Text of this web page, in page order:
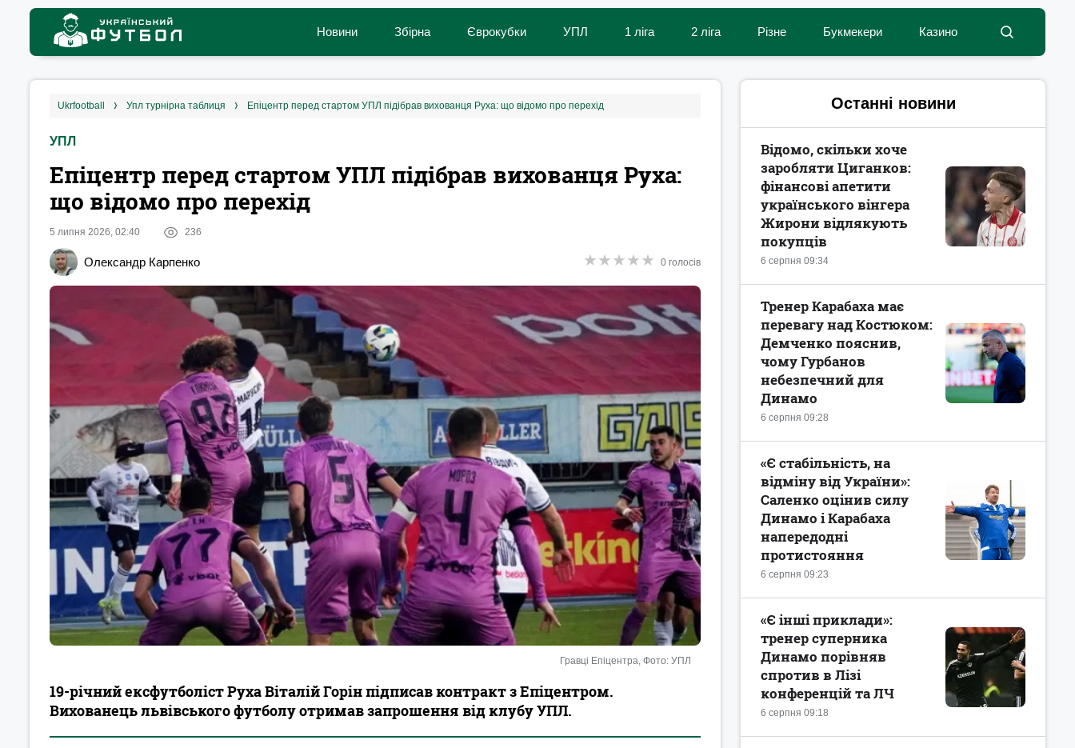
Новини Збірна Єврокубки УПЛ 1 ліга 2 ліга Різне Букмекери Казино
ukrfootball упл турнірна таблиця Епіцентр перед стартом УПЛ підібрав вихованця Руха: що відомо про перехід
УПЛ
Епіцентр перед стартом УПЛ підібрав вихованця Руха:
що відомо про перехід
5 липня 2026, 02:40 236
Олександр Карпенко ★★★★★
★★★★★ 0 голосів
Гравці Епіцентра, Фото: УПЛ
19-річний ексфутболіст Руха Віталій Горін підписав контракт з Епіцентром.
Вихованець львівського футболу отримав запрошення від клубу УПЛ.
Останні новини
6 серпня 09:34
Відомо, скільки хоче
заробляти Циганков:
фінансові апетити
українського вінгера
Жирони відлякують
покупців
6 серпня 09:28
Тренер Карабаха має
перевагу над Костюком:
Демченко пояснив,
чому Гурбанов
небезпечний для
Динамо
6 серпня 09:23
«Є стабільність, на
відміну від України»:
Саленко оцінив силу
Динамо і Карабаха
напередодні
протистояння
6 серпня 09:18
«Є інші приклади»:
тренер суперника
Динамо порівняв
спротив в Лізі
конференцій та ЛЧ